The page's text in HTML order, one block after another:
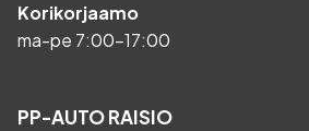
Korikorjaamo
ma-pe 7:00-17:00
PP-AUTO RAISIO